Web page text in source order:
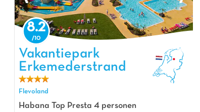
Vakantiepark Erkemederstrand, Vakantiepark Flevoland
8.2
Vakantiepark
Erkemederstrand
Flevoland
Habana Top Presta 4 personen